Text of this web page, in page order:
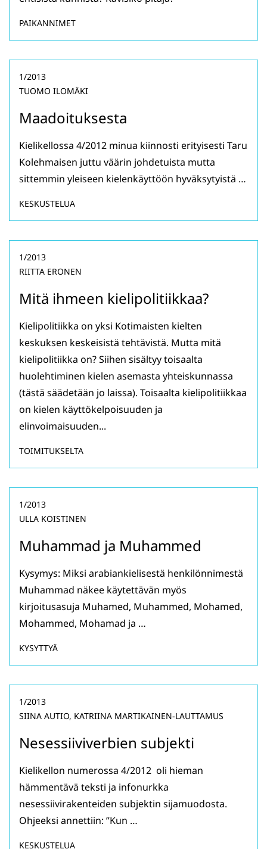
PAIKANNIMET
Maadoituksesta
1/2013
TUOMO ILOMÄKI
Kielikellossa 4/2012 minua kiinnosti erityisesti Taru
Kolehmaisen juttu väärin johdetuista mutta
sittemmin yleiseen kielenkäyttöön hyväksytyistä …
KESKUSTELUA
Mitä ihmeen kielipolitiikkaa?
1/2013
RIITTA ERONEN
Kielipolitiikka on yksi Kotimaisten kielten
keskuksen keskeisistä tehtävistä. Mutta mitä
kielipolitiikka on? Siihen sisältyy toisaalta
huolehtiminen kielen asemasta yhteiskunnassa
(tästä säädetään jo laissa). Toisaalta kielipolitiikkaa
on kielen käyttökelpoisuuden ja
elinvoimaisuuden...
TOIMITUKSELTA
Muhammad ja Muhammed
1/2013
ULLA KOISTINEN
Kysymys: Miksi arabiankielisestä henkilönnimestä
Muhammad näkee käytettävän myös
kirjoitusasuja Muhamed, Muhammed, Mohamed,
Mohammed, Mohamad ja …
KYSYTTYÄ
Nesessiiviverbien subjekti
1/2013
SIINA AUTIO, KATRIINA MARTIKAINEN-LAUTTAMUS
Kielikellon numerossa 4/2012 oli hieman
hämmentävä teksti ja infonurkka
nesessiivirakenteiden subjektin sijamuodosta.
Ohjeeksi annettiin: ”Kun …
KESKUSTELUA